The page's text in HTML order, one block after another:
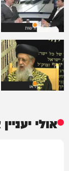
חדשות
וידאו
אולי